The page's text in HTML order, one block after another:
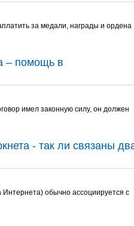
за медали, награды и ордена
– помощь в
имел законную силу, он должен
- так ли связаны
обычно ассоциируется с